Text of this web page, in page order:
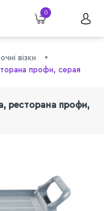
0
візки
профи, серая
ресторана профи,